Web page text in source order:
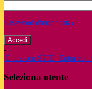
Password dimenticata?
-
Entra con SPID Entra con
Seleziona utente